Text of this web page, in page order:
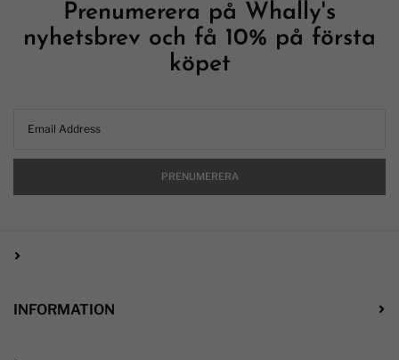
Prenumerera på Whally's
nyhetsbrev och få 10% på första
köpet
PRENUMERERA
INFORMATION